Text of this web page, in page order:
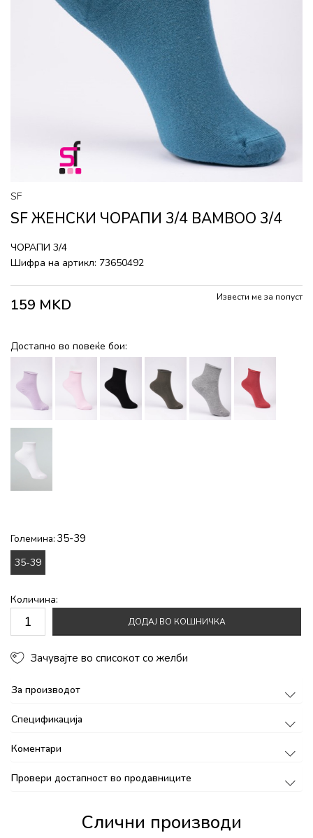
SF
SF ЖЕНСКИ ЧОРАПИ 3/4 BAMBOO 3/4
ЧОРАПИ 3/4
Шифра на артикл: 73650492
159 MKD Извести ме за попуст
Достапно во повеќе бои:
Големина: 35-39
35-39
Количина:
ДОДАЈ ВО КОШНИЧКА
Зачувајте во списокот со желби
За производот
Спецификација
Коментари
Провери достапност во продавниците
Слични производи